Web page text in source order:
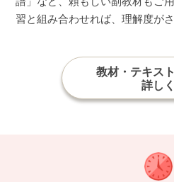
習と組み合わせれば、理解度が
教材・テキス
詳しく